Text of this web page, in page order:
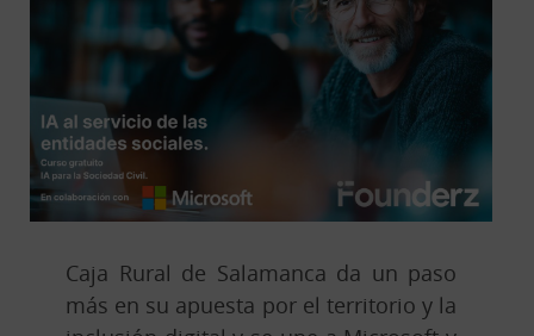
Caja Rural de Salamanca da un paso
más en su apuesta por el territorio y la